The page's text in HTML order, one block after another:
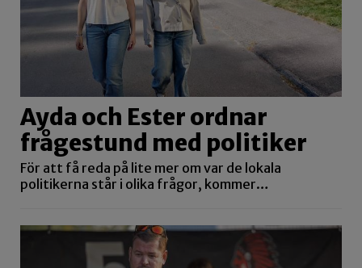
Ayda och Ester ordnar
frågestund med politiker
För att få reda på lite mer om var de lokala
politikerna står i olika frågor, kommer…